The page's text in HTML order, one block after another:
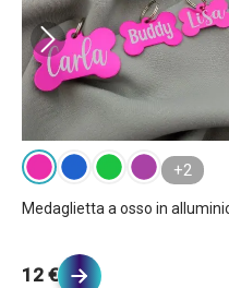
+2
Medaglietta a osso in
12 €